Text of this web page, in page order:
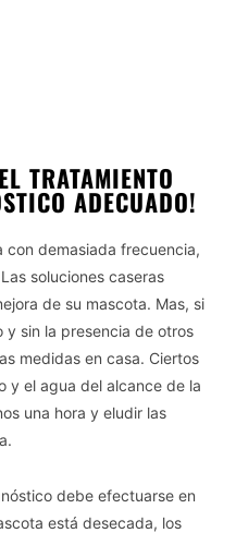
information for
use the below opt-out
may continue seeing
information utilized by
opt-out of the further
by third parties on the
This information may
on theIAB’s List of
further disclose it to other
of my
TRATAMIENTO
ADECUADO!
con demasiada frecuencia,
soluciones caseras
de su mascota. Mas, si
sin la presencia de otros
medidas en casa. Ciertos
y el agua del alcance de la
una hora y eludir las
debe efectuarse en
está desecada, los